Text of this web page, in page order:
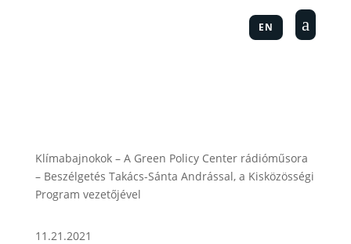
EN a
Klímabajnokok – A Green Policy Center rádióműsora
– Beszélgetés Takács-Sánta Andrással, a Kisközösségi
Program vezetőjével
11.21.2021